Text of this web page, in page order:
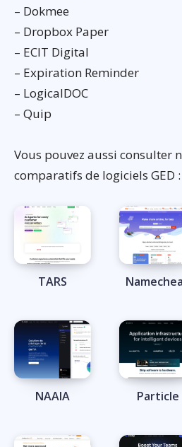
– Dokmee
– Dropbox Paper
– ECIT Digital
– Expiration Reminder
– LogicalDOC
– Quip
Vous pouvez aussi consulter
comparatifs de logiciels GED :
TARS
NAAIA Particle